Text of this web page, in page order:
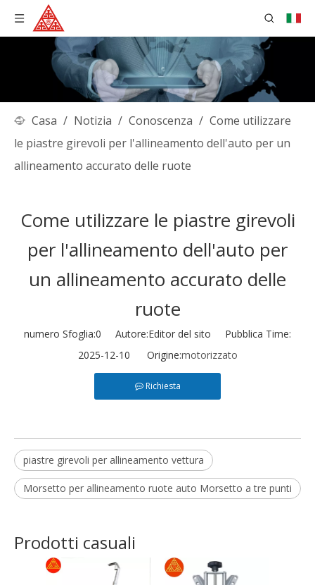
Casa / Notizia / Conoscenza / Come utilizzare
le piastre girevoli per l'allineamento dell'auto per un
allineamento accurato delle ruote
Come utilizzare le piastre girevoli
per l'allineamento dell'auto per
un allineamento accurato delle
ruote
numero Sfoglia:0 Autore:Editor del sito Pubblica Time:
2025-12-10 Origine:motorizzato
Richiesta
piastre girevoli per allineamento vettura
Morsetto per allineamento ruote auto Morsetto a tre punti
Prodotti casuali